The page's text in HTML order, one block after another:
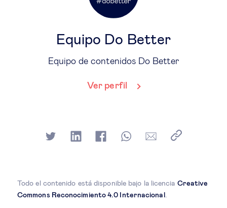
Equipo Do Better
Equipo de contenidos Do Better
Ver perfil
Todo el contenido está disponible bajo la licencia Creative
Commons Reconocimiento 4.0 Internacional .